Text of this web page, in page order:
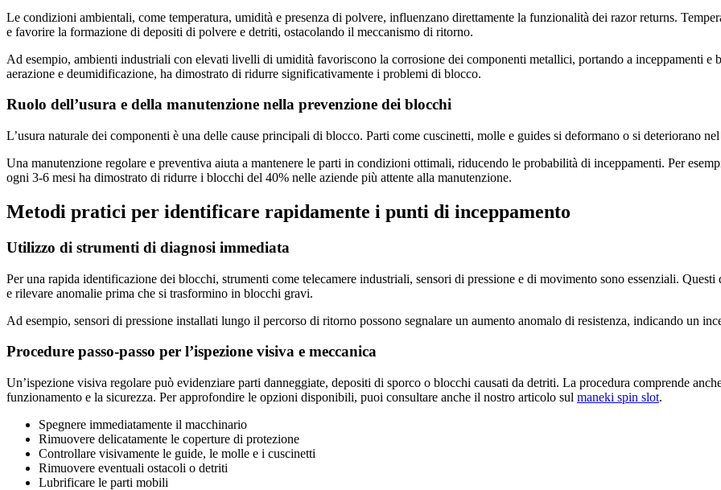
Le condizioni ambientali, come temperatura, umidità e presenza di polvere, influenzano direttamente la funzionalità dei razor returns.
e favorire la formazione di depositi di polvere e detriti, ostacolando il meccanismo di ritorno.
Ad esempio, ambienti industriali con elevati livelli di umidità favoriscono la corrosione dei componenti metallici, portando a inceppamenti e
aerazione e deumidificazione, ha dimostrato di ridurre significativamente i problemi di blocco.
Ruolo dell’usura e della manutenzione nella prevenzione dei blocchi
L’usura naturale dei componenti è una delle cause principali di blocco. Parti come cuscinetti, molle e guides si deformano o si deteriorano
Una manutenzione regolare e preventiva aiuta a mantenere le parti in condizioni ottimali, riducendo le probabilità di inceppamenti. Per
ogni 3-6 mesi ha dimostrato di ridurre i blocchi del 40% nelle aziende più attente alla manutenzione.
Metodi pratici per identificare rapidamente i punti di inceppamento
Utilizzo di strumenti di diagnosi immediata
Per una rapida identificazione dei blocchi, strumenti come telecamere industriali, sensori di pressione e di movimento sono essenziali.
e rilevare anomalie prima che si trasformino in blocchi gravi.
Ad esempio, sensori di pressione installati lungo il percorso di ritorno possono segnalare un aumento anomalo di resistenza, indicando un
Procedure passo-passo per l’ispezione visiva e meccanica
Un’ispezione visiva regolare può evidenziare parti danneggiate, depositi di sporco o blocchi causati da detriti. La procedura comprende
funzionamento e la sicurezza. Per approfondire le opzioni disponibili, puoi consultare anche il nostro articolo sul maneki spin slot.
Spegnere immediatamente il macchinario
Rimuovere delicatamente le coperture di protezione
Controllare visivamente le guide, le molle e i cuscinetti
Rimuovere eventuali ostacoli o detriti
Lubrificare le parti mobili